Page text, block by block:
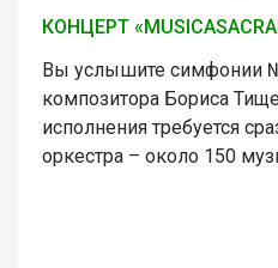
КОНЦЕРТ
Вы услышите симфонии
композитора Бориса
исполнения требуется
оркестра – около 150